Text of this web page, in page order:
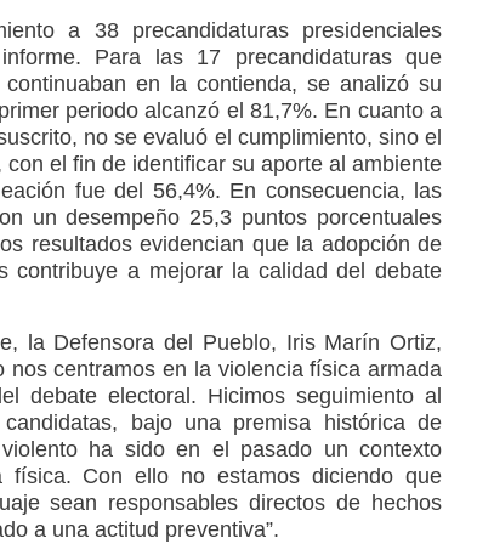
a 38 precandidaturas presidenciales
Para las 17 precandidaturas que
en la contienda, se analizó su
periodo alcanzó el 81,7%. En cuanto a
no se evaluó el cumplimiento, sino el
el fin de identificar su aporte al ambiente
fue del 56,4%. En consecuencia, las
un desempeño 25,3 puntos porcentuales
resultados evidencian que la adopción de
contribuye a mejorar la calidad del debate
la Defensora del Pueblo, Iris Marín Ortiz,
nos centramos en la violencia física armada
debate electoral. Hicimos seguimiento al
bajo una premisa histórica de
ha sido en el pasado un contexto
Con ello no estamos diciendo que
sean responsables directos de hechos
a una actitud preventiva”.